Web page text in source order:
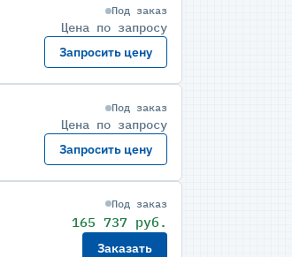
Под заказ
Цена по запросу
Запросить цену
Под заказ
Цена по запросу
Запросить цену
Под заказ
165 737 руб.
Заказать